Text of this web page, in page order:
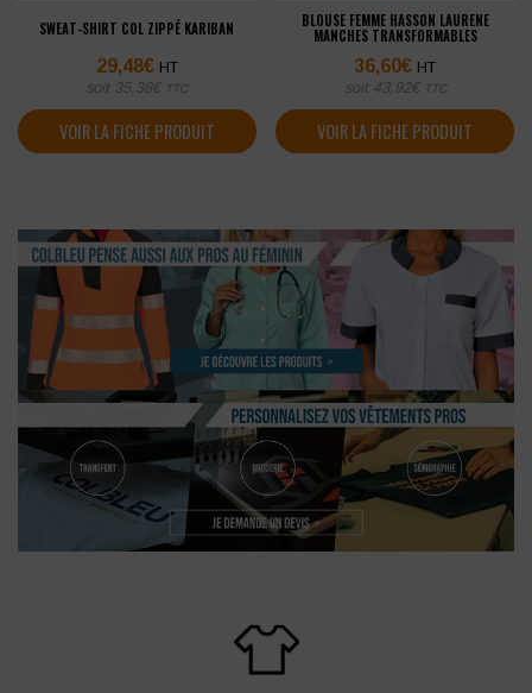
SWEAT-SHIRT COL ZIPPÉ KARIBAN
29,48€ HT
soit 35,38€ TTC
VOIR LA FICHE PRODUIT
BLOUSE FEMME HASSON LAURENE
MANCHES TRANSFORMABLES
36,60€ HT
soit 43,92€ TTC
VOIR LA FICHE PRODUIT